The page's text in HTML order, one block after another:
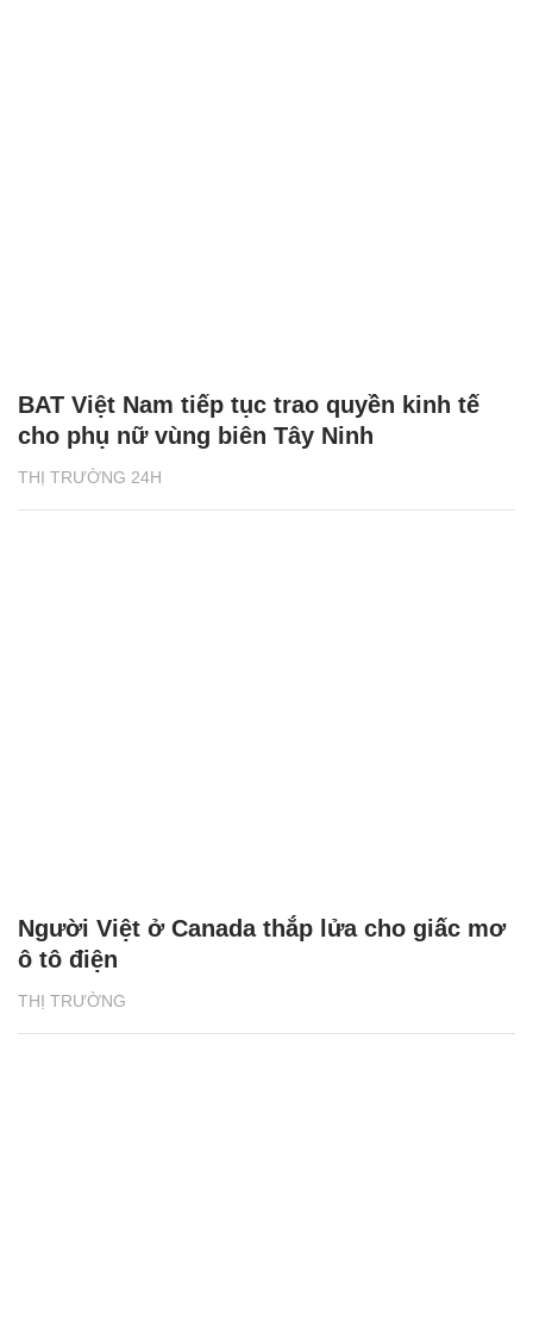
THỊ TRƯỜNG 24H
BAT Việt Nam tiếp tục trao quyền kinh tế
cho phụ nữ vùng biên Tây Ninh
THỊ TRƯỜNG
Người Việt ở Canada thắp lửa cho giấc mơ
ô tô điện